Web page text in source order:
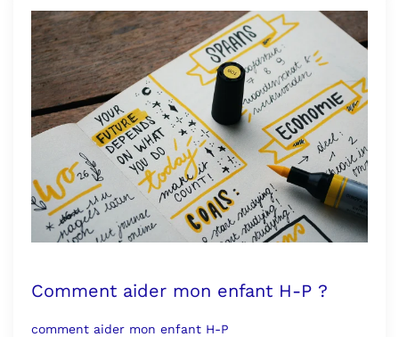
Comment aider mon enfant H-P ?
comment aider mon enfant H-P